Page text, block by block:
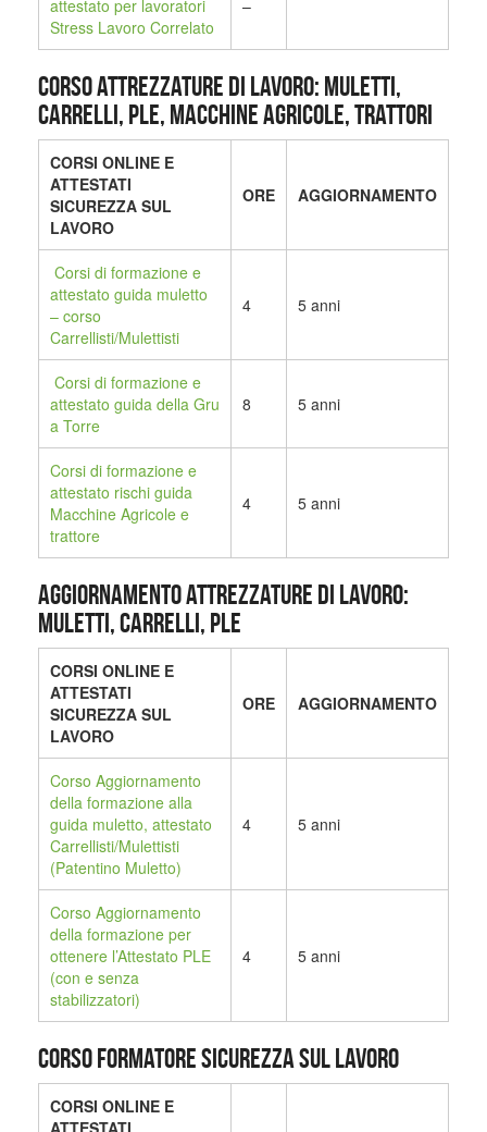
attestato per lavoratori
Stress Lavoro Correlato
–
CORSO ATTREZZATURE DI LAVORO: MULETTI,
CARRELLI, PLE, MACCHINE AGRICOLE, TRATTORI
CORSI ONLINE E
ATTESTATI
SICUREZZA SUL
LAVORO
ORE AGGIORNAMENTO
Corsi di formazione e
attestato guida muletto
– corso
Carrellisti/Mulettisti
4 5 anni
Corsi di formazione e
attestato guida della Gru
a Torre
8 5 anni
Corsi di formazione e
attestato rischi guida
Macchine Agricole e
trattore
4 5 anni
AGGIORNAMENTO ATTREZZATURE DI LAVORO:
MULETTI, CARRELLI, PLE
CORSI ONLINE E
ATTESTATI
SICUREZZA SUL
LAVORO
ORE AGGIORNAMENTO
Corso Aggiornamento
della formazione alla
guida muletto, attestato
Carrellisti/Mulettisti
(Patentino Muletto)
4 5 anni
Corso Aggiornamento
della formazione per
ottenere l’Attestato PLE
(con e senza
stabilizzatori)
4 5 anni
CORSO FORMATORE SICUREZZA SUL LAVORO
CORSI ONLINE E